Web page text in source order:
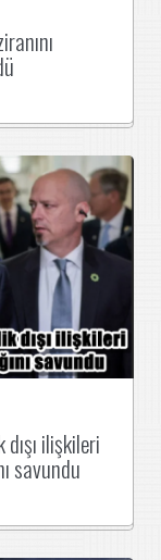
ilişkileri
savundu